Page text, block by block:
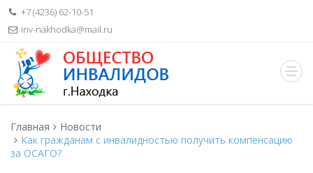
+7 (4236) 62-10-51
inv-nakhodka@mail.ru
Главная
Новости
Как гражданам с инвалидностью получить компенсацию
за ОСАГО?